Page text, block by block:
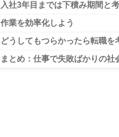
入社3年目までは下積み期間と
作業を効率化しよう
どうしてもつらかったら転職を
まとめ：仕事で失敗ばかりの